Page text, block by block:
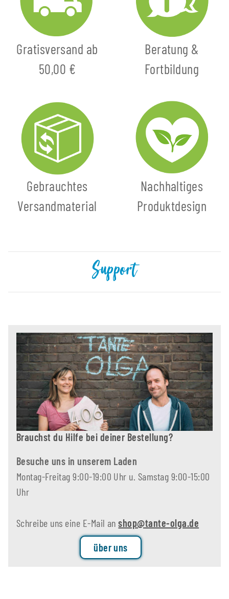
Gratisversand ab
50,00 €
Beratung &
Fortbildung
Gebrauchtes
Versandmaterial
Nachhaltiges
Produktdesign
Support
Brauchst du Hilfe bei deiner Bestellung?
Besuche uns in unserem Laden
Montag-Freitag 9:00-19:00 Uhr u. Samstag 9:00-15:00
Uhr
Schreibe uns eine E-Mail anshop@tante-olga.de
über uns